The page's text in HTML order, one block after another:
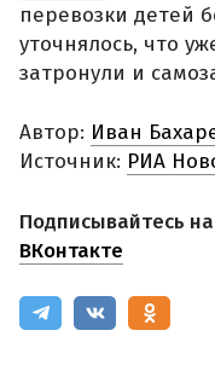
перевозки детей
уточнялось, что
затронули и
Автор: Иван
Источник: РИА
Подписывайтесь
ВКонтакте